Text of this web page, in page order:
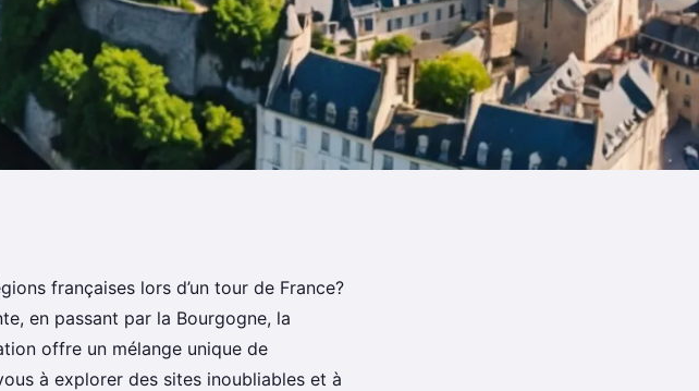
françaises lors d’un tour de France?
en passant par la Bourgogne, la
offre un mélange unique de
à explorer des sites inoubliables et à